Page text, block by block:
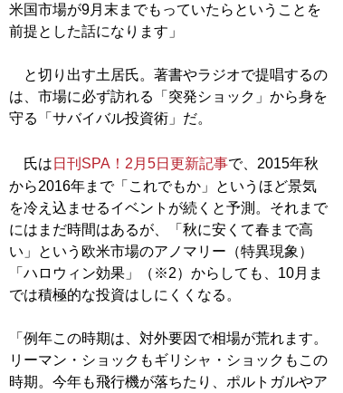
米国市場が9月末までもっていたらということを
前提とした話になります」
と切り出す土居氏。著書やラジオで提唱するの
は、市場に必ず訪れる「突発ショック」から身を
守る「サバイバル投資術」だ。
氏は 日刊SPA！2月5日更新記事で、2015年秋
から2016年まで「これでもか」というほど景気
を冷え込ませるイベントが続くと予測。それまで
にはまだ時間はあるが、「秋に安くて春まで高
い」という欧米市場のアノマリー（特異現象）
「ハロウィン効果」（※2）からしても、10月ま
では積極的な投資はしにくくなる。
「例年この時期は、対外要因で相場が荒れます。
リーマン・ショックもギリシャ・ショックもこの
時期。今年も飛行機が落ちたり、ポルトガルやア